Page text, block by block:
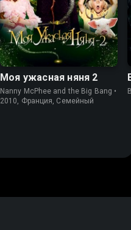
Моя ужасная няня 2
Nanny McPhee and the Big Bang •
2010, Франция, Семейный